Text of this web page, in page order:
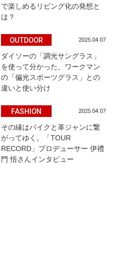
で楽しめるリビング化の発想と
は？
OUTDOOR 2025.04.07
ダイソーの「調光サングラス」
を使って分かった、ワークマン
の「偏光スポーツグラス」との
違いと使い分け
FASHION 2025.04.07
その縁はバイクと革ジャンに繋
がってゆく。「TOUR
RECORD」プロデューサー 伊禮
門 悟さんインタビュー